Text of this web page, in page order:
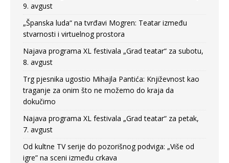
9. avgust
„Španska luda“ na tvrđavi Mogren: Teatar između
stvarnosti i virtuelnog prostora
Najava programa XL festivala „Grad teatar“ za subotu,
8. avgust
Trg pjesnika ugostio Mihajla Pantića: Književnost kao
traganje za onim što ne možemo do kraja da
dokučimo
Najava programa XL festivala „Grad teatar“ za petak,
7. avgust
Od kultne TV serije do pozorišnog podviga: „Više od
igre” na sceni između crkava